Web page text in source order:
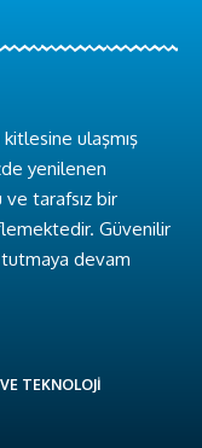
ulaşmış
yenilenen
ve tarafsız bir
Güvenilir
tutmaya devam
TEKNOLOJİ